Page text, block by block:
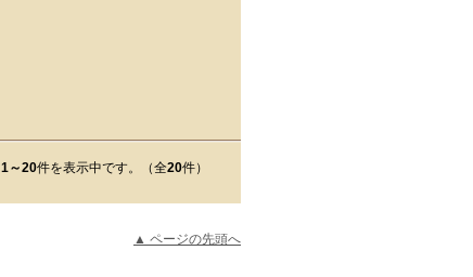
1～20件を表示中です。（全20件）
▲ ページの先頭へ